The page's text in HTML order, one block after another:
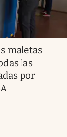
maletas
las
por